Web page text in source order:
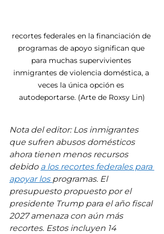
recortes federales en la financiación de
programas de apoyo significan que
para muchas supervivientes
inmigrantes de violencia doméstica, a
veces la única opción es
autodeportarse. (Arte de Roxsy Lin)
Nota del editor: Los inmigrantes
que sufren abusos domésticos
ahora tienen menos recursos
debido a los recortes federales para
apoyar los programas. El
presupuesto propuesto por el
presidente Trump para el año fiscal
2027 amenaza con aún más
recortes. Estos incluyen 14